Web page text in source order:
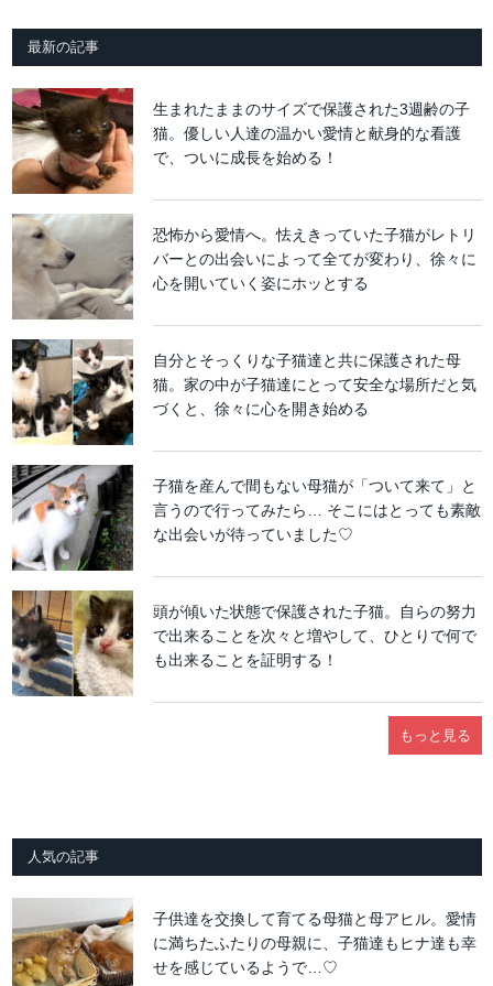
最新の記事
生まれたままのサイズで保護された3週齢の子
猫。優しい人達の温かい愛情と献身的な看護
で、ついに成長を始める！
恐怖から愛情へ。怯えきっていた子猫がレトリ
バーとの出会いによって全てが変わり、徐々に
心を開いていく姿にホッとする
自分とそっくりな子猫達と共に保護された母
猫。家の中が子猫達にとって安全な場所だと気
づくと、徐々に心を開き始める
子猫を産んで間もない母猫が「ついて来て」と
言うので行ってみたら… そこにはとっても素敵
な出会いが待っていました♡
頭が傾いた状態で保護された子猫。自らの努力
で出来ることを次々と増やして、ひとりで何で
も出来ることを証明する！
もっと見る
人気の記事
子供達を交換して育てる母猫と母アヒル。愛情
に満ちたふたりの母親に、子猫達もヒナ達も幸
せを感じているようで…♡